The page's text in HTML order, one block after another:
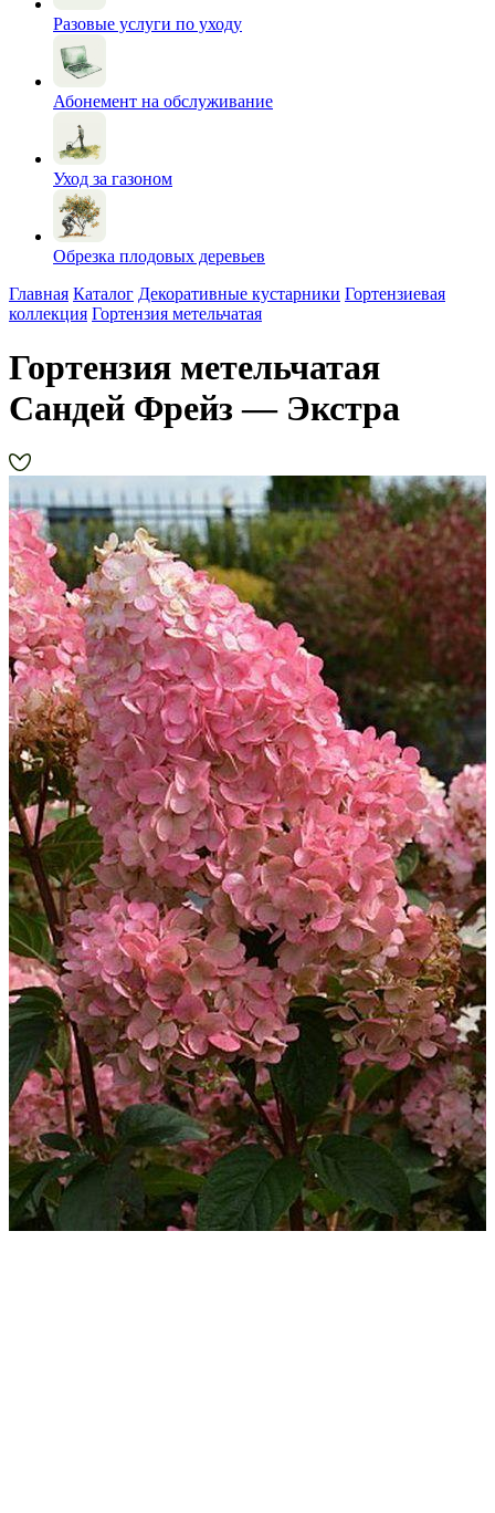
Разовые услуги по уходу
Абонемент на обслуживание
Уход за газоном
Обрезка плодовых деревьев
Главная Каталог Декоративные кустарники Гортензиевая
коллекция Гортензия метельчатая
Гортензия метельчатая
Сандей Фрейз — Экстра